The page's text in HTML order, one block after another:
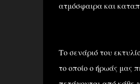
ατμόσφαιρα και
Το σενάριό του
το οποίο ο ήρωάς μας